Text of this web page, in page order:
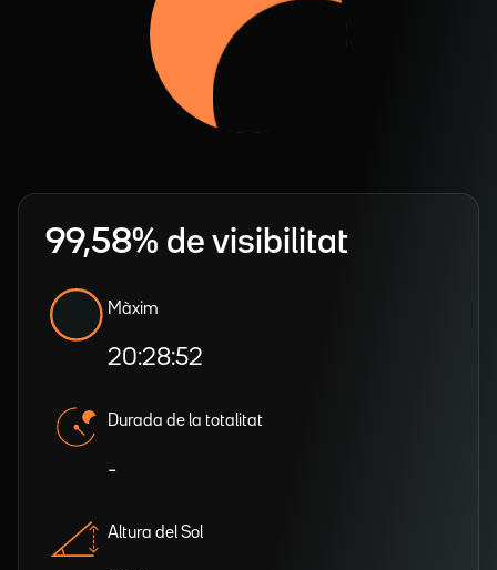
99,58% de visibilitat
Màxim
20:28:52
Durada de la totalitat
-
Altura del Sol